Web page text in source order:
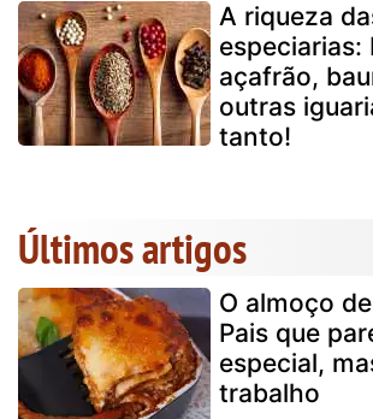
A riqueza
especiarias:
açafrão,
outras
tanto!
Últimos artigos
O almoço
Pais que
especial,
trabalho